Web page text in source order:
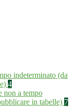
indeterminato (da
4
non a tempo
in tabelle) 7